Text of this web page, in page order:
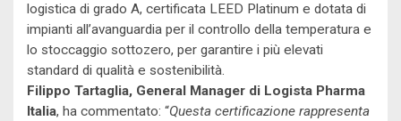
logistica di grado A, certificata LEED Platinum e dotata di
impianti all’avanguardia per il controllo della temperatura e
lo stoccaggio sottozero, per garantire i più elevati
standard di qualità e sostenibilità.
Filippo Tartaglia, General Manager di Logista Pharma
Italia, ha commentato: “Questa certificazione rappresenta